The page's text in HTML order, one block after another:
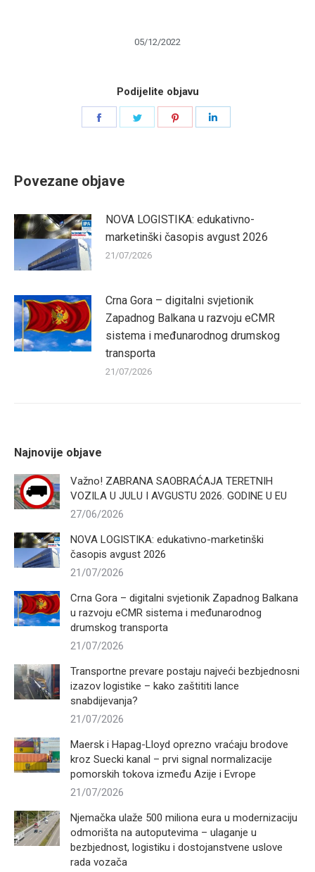
05/12/2022
Podijelite objavu
Povezane objave
NOVA LOGISTIKA: edukativno-
marketinški časopis avgust 2026
21/07/2026
Crna Gora – digitalni svjetionik
Zapadnog Balkana u razvoju eCMR
sistema i međunarodnog drumskog
transporta
21/07/2026
Najnovije objave
Važno! ZABRANA SAOBRAĆAJA TERETNIH
VOZILA U JULU I AVGUSTU 2026. GODINE U EU
27/06/2026
NOVA LOGISTIKA: edukativno-marketinški
časopis avgust 2026
21/07/2026
Crna Gora – digitalni svjetionik Zapadnog Balkana
u razvoju eCMR sistema i međunarodnog
drumskog transporta
21/07/2026
Transportne prevare postaju najveći bezbjednosni
izazov logistike – kako zaštititi lance
snabdijevanja?
21/07/2026
Maersk i Hapag-Lloyd oprezno vraćaju brodove
kroz Suecki kanal – prvi signal normalizacije
pomorskih tokova između Azije i Evrope
21/07/2026
Njemačka ulaže 500 miliona eura u modernizaciju
odmorišta na autoputevima – ulaganje u
bezbjednost, logistiku i dostojanstvene uslove
rada vozača